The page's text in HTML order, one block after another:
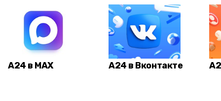
А24 в MAX А24 в Вконтакте